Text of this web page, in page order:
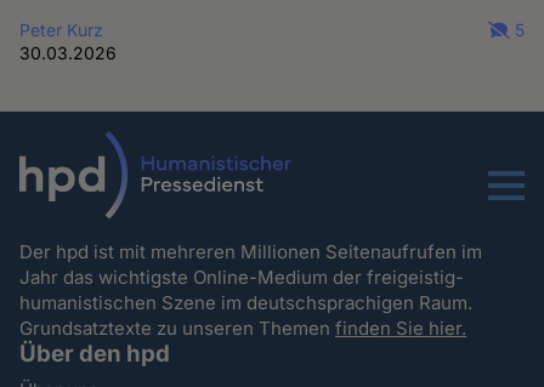
Peter Kurz
30.03.2026
5
Menu
Der hpd ist mit mehreren Millionen Seitenaufrufen im
Jahr das wichtigste Online-Medium der freigeistig-
humanistischen Szene im deutschsprachigen Raum.
Grundsatztexte zu unseren Themenfinden Sie hier.
Über den hpd